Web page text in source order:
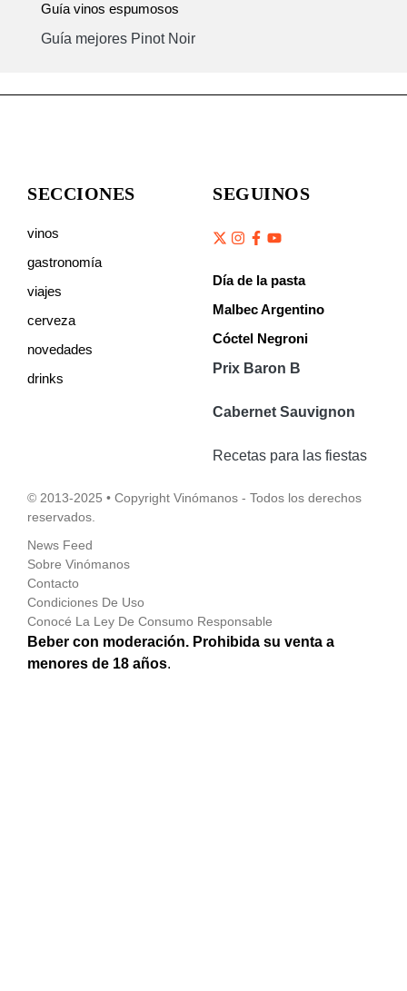
Guía vinos espumosos
Guía mejores Pinot Noir
SECCIONES
vinos
gastronomía
viajes
cerveza
novedades
drinks
SEGUINOS
Día de la pasta
Malbec Argentino
Cóctel Negroni
Prix Baron B
Cabernet Sauvignon
Recetas para las fiestas
© 2013-2025 • Copyright Vinómanos - Todos los derechos
reservados.
News Feed
Sobre Vinómanos
Contacto
Condiciones De Uso
Conocé La Ley De Consumo Responsable
Beber con moderación. Prohibida su venta a
menores de 18 años.